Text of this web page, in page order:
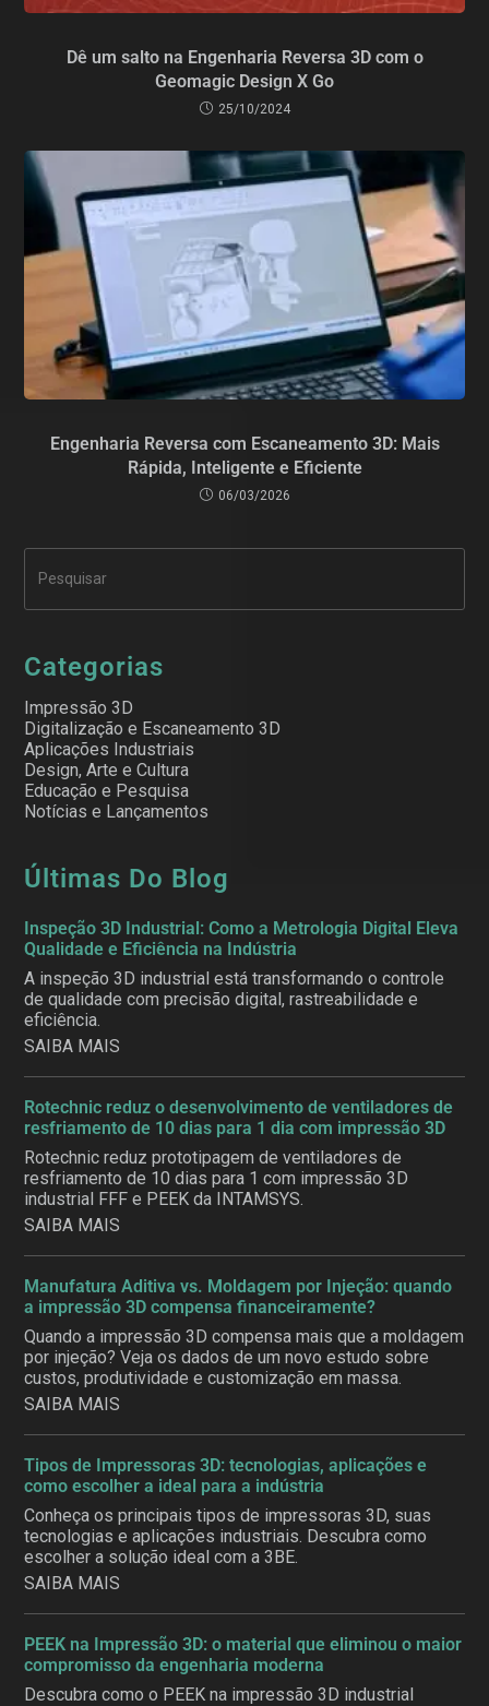
Dê um salto na Engenharia Reversa 3D com o
Geomagic Design X Go
25/10/2024
Engenharia Reversa com Escaneamento 3D: Mais
Rápida, Inteligente e Eficiente
06/03/2026
Categorias
Impressão 3D
Digitalização e Escaneamento 3D
Aplicações Industriais
Design, Arte e Cultura
Educação e Pesquisa
Notícias e Lançamentos
Últimas Do Blog
Inspeção 3D Industrial: Como a Metrologia Digital Eleva
Qualidade e Eficiência na Indústria
A inspeção 3D industrial está transformando o controle
de qualidade com precisão digital, rastreabilidade e
eficiência.
SAIBA MAIS
Rotechnic reduz o desenvolvimento de ventiladores de
resfriamento de 10 dias para 1 dia com impressão 3D
Rotechnic reduz prototipagem de ventiladores de
resfriamento de 10 dias para 1 com impressão 3D
industrial FFF e PEEK da INTAMSYS.
SAIBA MAIS
Manufatura Aditiva vs. Moldagem por Injeção: quando
a impressão 3D compensa financeiramente?
Quando a impressão 3D compensa mais que a moldagem
por injeção? Veja os dados de um novo estudo sobre
custos, produtividade e customização em massa.
SAIBA MAIS
Tipos de Impressoras 3D: tecnologias, aplicações e
como escolher a ideal para a indústria
Conheça os principais tipos de impressoras 3D, suas
tecnologias e aplicações industriais. Descubra como
escolher a solução ideal com a 3BE.
SAIBA MAIS
PEEK na Impressão 3D: o material que eliminou o maior
compromisso da engenharia moderna
Descubra como o PEEK na impressão 3D industrial